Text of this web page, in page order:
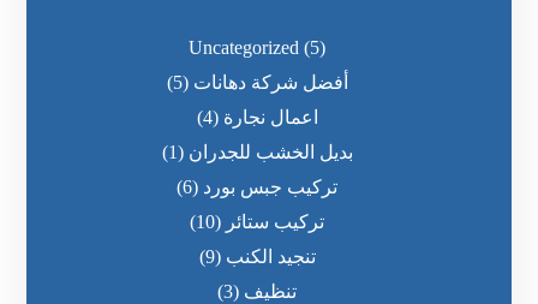
Uncategorized (5)
أفضل شركة دهانات (5)
اعمال نجارة (4)
بديل الخشب للجدران (1)
تركيب جبس بورد (6)
تركيب ستائر (10)
تنجيد الكنب (9)
تنظيف (3)